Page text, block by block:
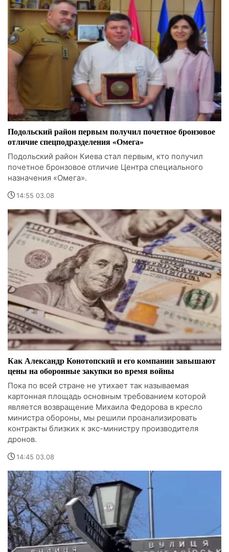
Подольский район первым получил почетное бронзовое
отличие спецподразделения «Омега»
Подольский район Киева стал первым, кто получил
почетное бронзовое отличие Центра специального
назначения «Омега».
14:55 03.08
Как Александр Конотопский и его компании завышают
цены на оборонные закупки во время войны
Пока по всей стране не утихает так называемая
картонная площадь основным требованием которой
является возвращение Михаила Федорова в кресло
министра обороны, мы решили проанализировать
контракты близких к экс-министру производителя
дронов.
14:45 03.08